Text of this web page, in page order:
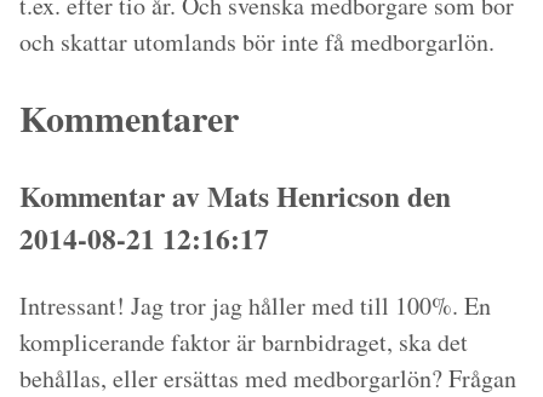
och skattar utomlands bör inte få medborgarlön.
Kommentarer
Kommentar av Mats Henricson den
2014-08-21 12:16:17
Intressant! Jag tror jag håller med till 100%. En
komplicerande faktor är barnbidraget, ska det
behållas, eller ersättas med medborgarlön? Frågan